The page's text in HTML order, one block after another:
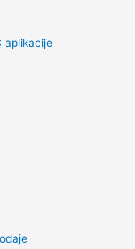
aplikacije